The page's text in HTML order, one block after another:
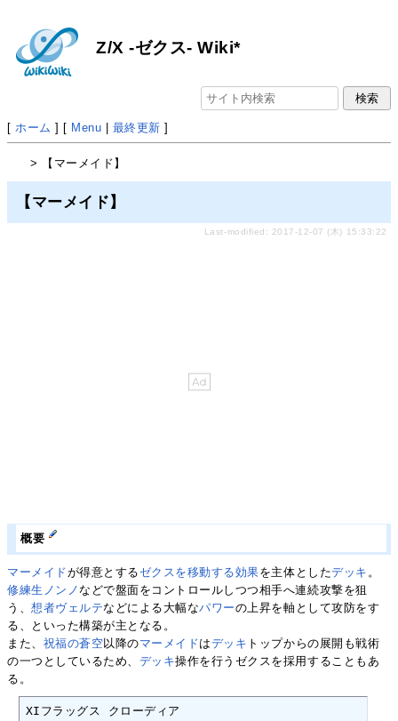
Z/X -ゼクス- Wiki*
[ ホーム ] [ Menu | 最終更新 ]
> 【マーメイド】
【マーメイド】
Last-modified: 2017-12-07 (木) 15:33:22
概要
マーメイドが得意とするゼクスを移動する効果を主体としたデッキ 。
修練生ノンノなどで盤面をコントロールしつつ相手へ連続攻撃を狙
う、想者ヴェルテなどによる大幅なパワーの上昇を軸として攻防をす
る、といった構築が主となる。
また、 祝福の蒼空以降のマーメイドはデッキ トップからの展開も戦術
の一つとしているため、 デッキ操作を行うゼクスを採用することもあ
る。
XIフラッグス クローディア